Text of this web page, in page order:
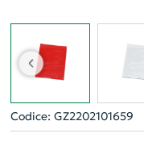
Codice: GZ2202101659